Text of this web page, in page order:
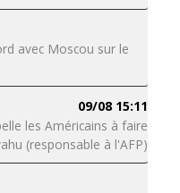
avec Moscou sur le
09/08 15:11
les Américains à faire
(responsable à l'AFP)